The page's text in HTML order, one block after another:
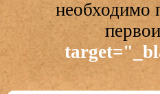
необходимо